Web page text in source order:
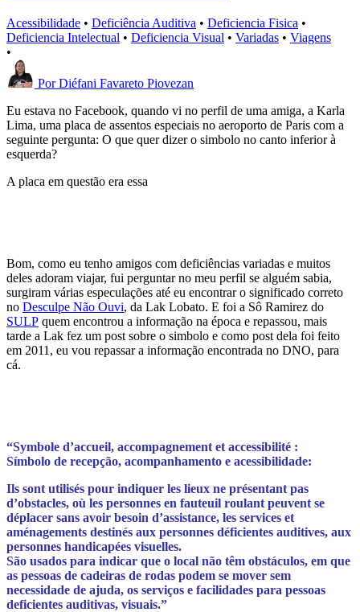
Acessibilidade • Deficiência Auditiva • Deficiencia Fisica •
Deficiencia Intelectual • Deficiencia Visual • Variadas • Viagens
•
Por Diéfani Favareto Piovezan
Eu estava no Facebook, quando vi no perfil de uma amiga, a Karla
Lima, uma placa de assentos especiais no aeroporto de Paris com a
seguinte pergunta: O que quer dizer o simbolo no canto inferior à
esquerda?
A placa em questão era essa
Bom, como eu tenho amigos com deficiências variadas e muitos
deles adoram viajar, fui perguntar no meu perfil se alguém sabia,
surgiram várias especulações até eu encontrar o significado correto
no Desculpe Não Ouvi, da Lak Lobato. E foi a Sô Ramirez do
SULP quem encontrou a informação na época e repassou, mais
tarde a Lak fez um post sobre o simbolo e como post dela foi feito
em 2011, eu vou repassar a informação encontrada no DNO, para
cá.
“Symbole d’accueil, accompagnement et accessibilité :
Símbolo de recepção, acompanhamento e acessibilidade:
Ils sont utilisés pour indiquer les lieux ne présentant pas
d’obstacles, où les personnes en fauteuil roulant peuvent se
déplacer sans avoir besoin d’assistance, les services et
aménagements destinés aux personnes déficientes auditives, aux
personnes handicapées visuelles.
São usados para indicar que o local não têm obstáculos, em que
as pessoas de cadeiras de rodas podem se mover sem
necessidade de ajuda, os serviços e facilidades para pessoas
deficientes auditivas, visuais.”